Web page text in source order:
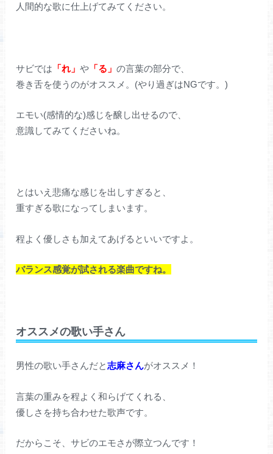
人間的な歌に仕上げてみてください。
サビでは 「れ」や 「る」の言葉の部分で、
巻き舌を使うのがオススメ。(やり過ぎはNGです。)
エモい(感情的な)感じを醸し出せるので、
意識してみてくださいね。
とはいえ悲痛な感じを出しすぎると、
重すぎる歌になってしまいます。
程よく優しさも加えてあげるといいですよ。
バランス感覚が試される楽曲ですね。
オススメの歌い手さん
男性の歌い手さんだと志麻さんがオススメ！
言葉の重みを程よく和らげてくれる、
優しさを持ち合わせた歌声です。
だからこそ、サビのエモさが際立つんです！